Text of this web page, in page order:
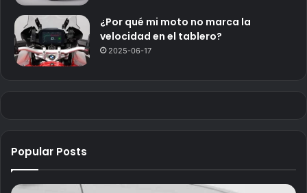
¿Por qué mi moto no marca la
velocidad en el tablero?
2025-06-17
Popular Posts